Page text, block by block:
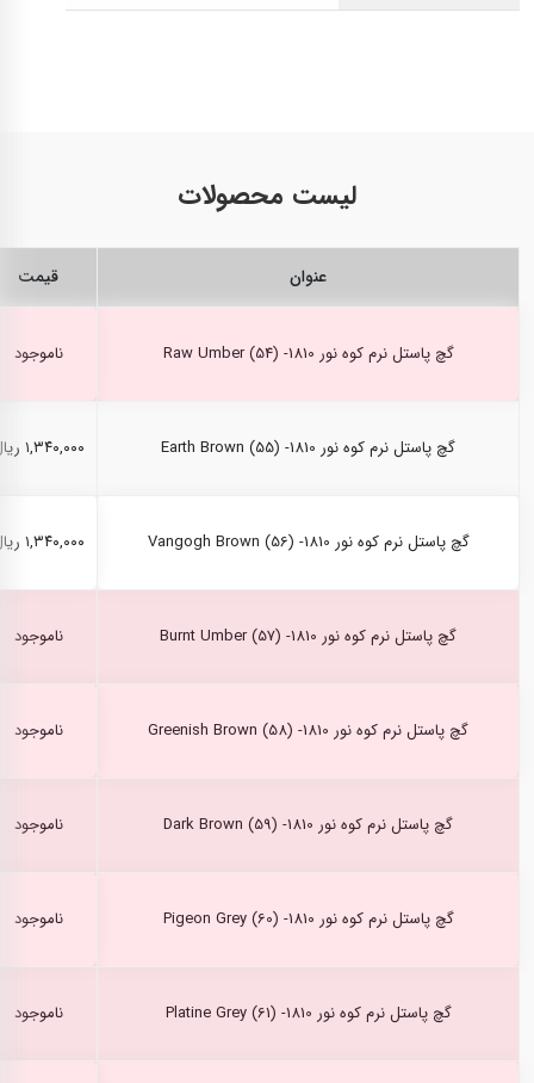
لیست محصولات
عنوان قیمت
گچ پاستل نرم کوه نور Raw Umber (54) -1810 ناموجود
گچ پاستل نرم کوه نور Earth Brown (55) -1810 ۱,۳۴۰,۰۰۰ ریال
گچ پاستل نرم کوه نور Vangogh Brown (56) -1810 ۱,۳۴۰,۰۰۰ ریال
گچ پاستل نرم کوه نور Burnt Umber (57) -1810 ناموجود
گچ پاستل نرم کوه نور Greenish Brown (58) -1810 ناموجود
گچ پاستل نرم کوه نور Dark Brown (59) -1810 ناموجود
گچ پاستل نرم کوه نور Pigeon Grey (60) -1810 ناموجود
گچ پاستل نرم کوه نور Platine Grey (61) -1810 ناموجود